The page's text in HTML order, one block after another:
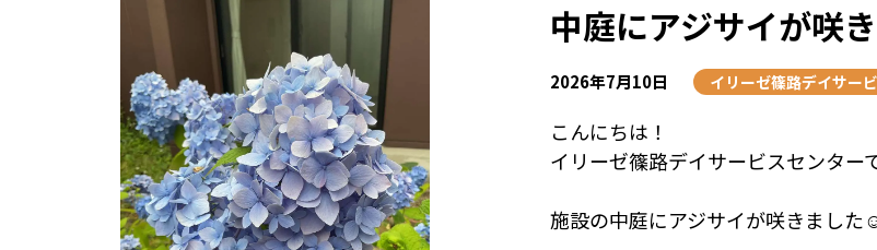
中庭にアジサイが咲
2026年7月10日 イリーゼ篠路デイサー
こんにちは！
イリーゼ篠路デイサービスセンター
施設の中庭にアジサイが咲きまし